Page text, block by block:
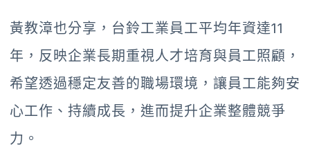
黃教漳也分享，台鈴工業員工平均年資達11
年，反映企業長期重視人才培育與員工照顧，
希望透過穩定友善的職場環境，讓員工能夠安
心工作、持續成長，進而提升企業整體競爭
力。